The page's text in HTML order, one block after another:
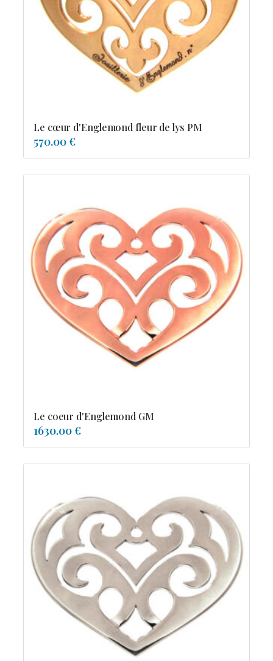
Resile
Reve-asie
Reve-de-pagode
Suspension et frissons
Diamants
Emeraude
Pierres de couleur
Saphir
rubis
saphir de couleur
tanzanite
tourmaline
Le cœur d'Englemond fleur de lys PM
570.00 €
Le coeur d'Englemond GM
1630.00 €